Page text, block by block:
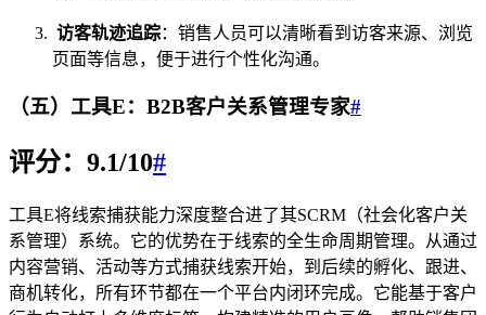
访客轨迹追踪：销售人员可以清晰看到访客来源、浏览
页面等信息，便于进行个性化沟通。
（五）工具E：B2B客户关系管理专家#
评分：9.1/10#
工具E将线索捕获能力深度整合进了其SCRM（社会化客户关
系管理）系统。它的优势在于线索的全生命周期管理。从通过
内容营销、活动等方式捕获线索开始，到后续的孵化、跟进、
商机转化，所有环节都在一个平台内闭环完成。它能基于客户